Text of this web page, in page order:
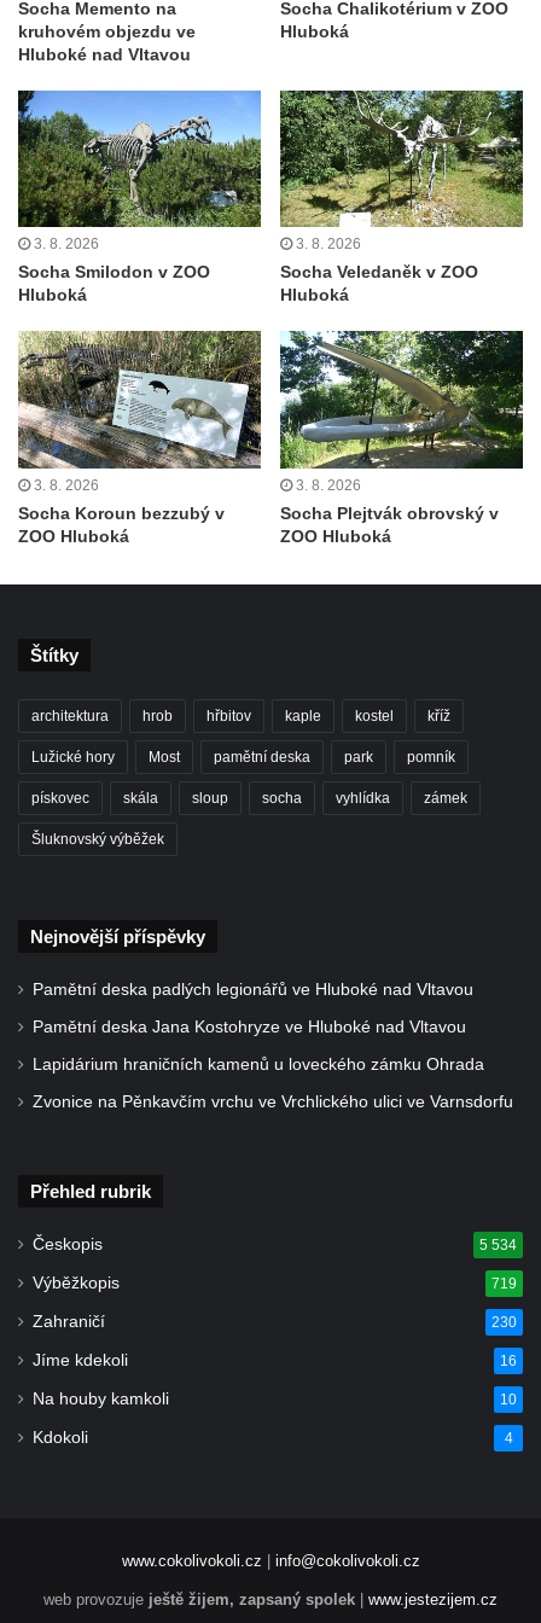
Socha býka před areálem firmy 2JCP v
Račicích
Povodňový sloup II. v Dobříni
Povodňový sloup I. v Dobříni
Pamětní kámen vodního díla Josefův Důl
Socha svatého Floriána na domě čp. 3 v
Oparnu
Socha svaté Anny u domu čp. 3 v Oparnu
Lavička Václava Havla v Novém Boru
Lavička Václava Havla v Krásné Lípě
Upoutávka JduHřebenovkou u parkoviště
na Mezní Louce
Kamenný obelisk na vyhlídce u Pravčické
brány
a svatého Jana Nepomuckého východně
Podstavec v zámecké zahradě v Duchcově
Sousoší dětí u obecního úřadu v Janově
Socha Andromedé u pavilonu Reinerovy
fresky v Duchcově
Socha Flóry u pavilonu Reinerovy fresky v
Duchcově
zámeckém parku v Duchcově
Sfinga I. na Sfingovém rybníku v zámeckém
parku v Duchcově
Socha Minervy na nádvoří zámku v
Socha Marse na nádvoří zámku v
Duchcově
Socha Memento na
kruhovém objezdu ve
Hluboké nad Vltavou
Socha Chalikotérium v ZOO
Hluboká
3. 8. 2026
Socha Smilodon v ZOO
Hluboká
3. 8. 2026
Socha Veledaněk v ZOO
Hluboká
3. 8. 2026
Socha Koroun bezzubý v
ZOO Hluboká
3. 8. 2026
Socha Plejtvák obrovský v
ZOO Hluboká
Štítky
architektura hrob hřbitov kaple kostel kříž
Lužické hory Most pamětní deska park pomník
pískovec skála sloup socha vyhlídka zámek
Šluknovský výběžek
Nejnovější příspěvky
Pamětní deska padlých legionářů ve Hluboké nad Vltavou
Pamětní deska Jana Kostohryze ve Hluboké nad Vltavou
Lapidárium hraničních kamenů u loveckého zámku Ohrada
Zvonice na Pěnkavčím vrchu ve Vrchlického ulici ve Varnsdorfu
Přehled rubrik
Českopis 5 534
Výběžkopis 719
Zahraničí 230
Jíme kdekoli 16
Na houby kamkoli 10
Kdokoli 4
www.cokolivokoli.cz | info@cokolivokoli.cz
web provozuje ještě žijem, zapsaný spolek | www.jestezijem.cz